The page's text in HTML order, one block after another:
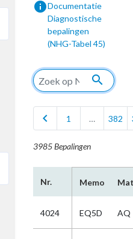
infoDocumentatie
Diagnostische
bepalingen
(NHG-Tabel 45)
search
chevron_left 1 … 382
3985 Bepalingen
Nr. Memo
4024 EQ5D AQ